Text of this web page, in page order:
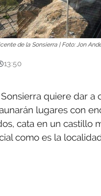
de la Sonsierra | Foto: Jon
13:50
quiere dar
lugares con
cata en un castillo
como es la